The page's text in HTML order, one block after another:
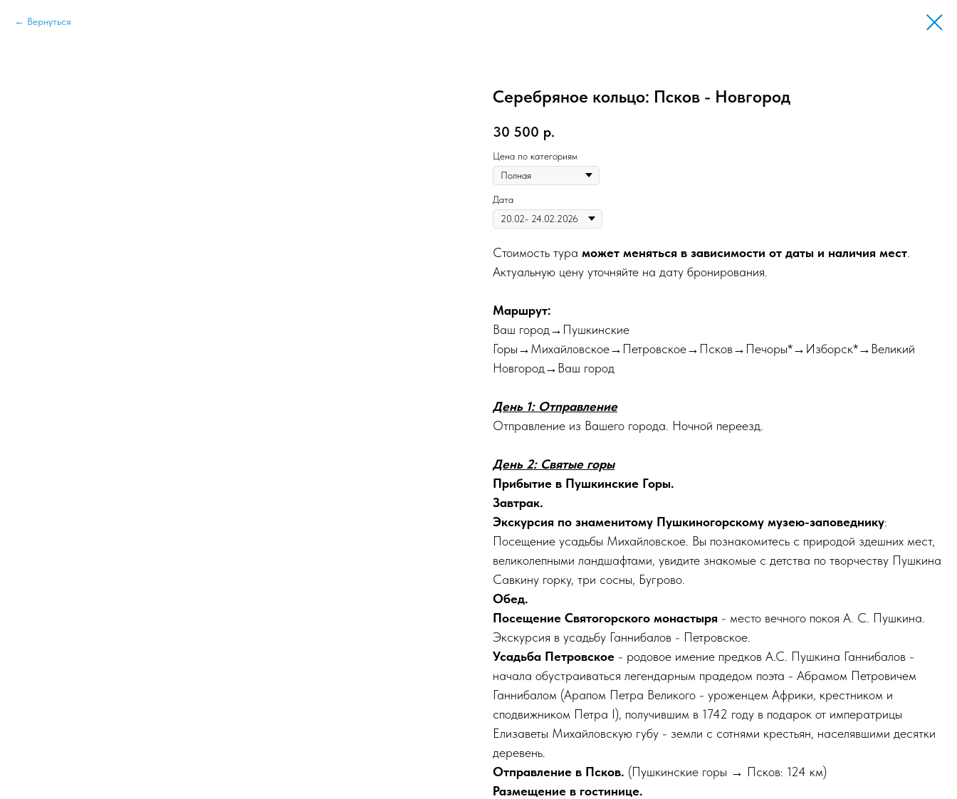
Вернуться
Серебряное кольцо: Псков - Новгород
30 500 р.
Цена по категориям
Дата
Стоимость тура может меняться в зависимости от даты и наличия мест
Актуальную цену уточняйте на дату бронирования.
Маршрут:
Ваш город→Пушкинские
Горы→Михайловское→Петровское→Псков→Печоры*→Изборск*→Великий
Новгород→Ваш город
День 1: Отправление
Отправление из Вашего города. Ночной переезд.
День 2: Святые горы
Прибытие в Пушкинские Горы.
Завтрак.
Экскурсия по знаменитому Пушкиногорскому музею-заповеднику:
Посещение усадьбы Михайловское. Вы познакомитесь с природой здешних мест,
великолепными ландшафтами, увидите знакомые с детства по творчеству Пушкина
Савкину горку, три сосны, Бугрово.
Обед.
Посещение Святогорского монастыря - место вечного покоя А. С. Пушкина.
Экскурсия в усадьбу Ганнибалов - Петровское.
Усадьба Петровское - родовое имение предков А.С. Пушкина Ганнибалов -
начала обустраиваться легендарным прадедом поэта - Абрамом Петровичем
Ганнибалом (Арапом Петра Великого - уроженцем Африки, крестником и
сподвижником Петра I), получившим в 1742 году в подарок от императрицы
Елизаветы Михайловскую губу - земли с сотнями крестьян, населявшими десятки
деревень.
Отправление в Псков. (Пушкинские горы → Псков: 124 км)
Размещение в гостинице.